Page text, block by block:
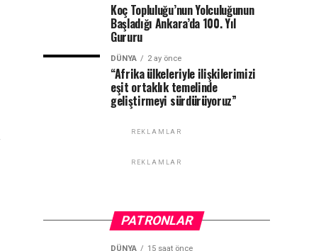
Koç Topluluğu’nun Yolculuğunun
Başladığı Ankara’da 100. Yıl
Gururu
DÜNYA 2 ay önce
“Afrika ülkeleriyle ilişkilerimizi
eşit ortaklık temelinde
geliştirmeyi sürdürüyoruz”
REKLAMLAR
REKLAMLAR
PATRONLAR
DÜNYA 15 saat önce